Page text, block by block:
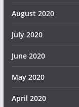
August 2020
July 2020
June 2020
May 2020
April 2020